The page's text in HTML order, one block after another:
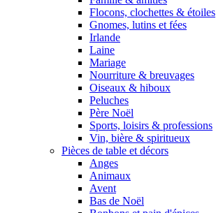
Flocons, clochettes & étoiles
Gnomes, lutins et fées
Irlande
Laine
Mariage
Nourriture & breuvages
Oiseaux & hiboux
Peluches
Père Noël
Sports, loisirs & professions
Vin, bière & spiritueux
Pièces de table et décors
Anges
Animaux
Avent
Bas de Noël